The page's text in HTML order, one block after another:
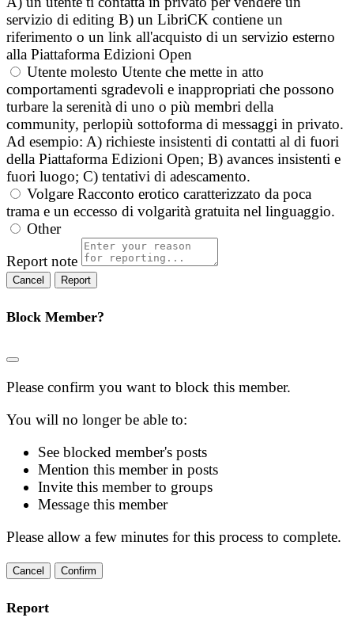
servizio di editing B) un LibriCK contiene un
riferimento o un link all'acquisto di un servizio esterno
alla Piattaforma Edizioni Open
Utente molesto Utente che mette in atto
comportamenti sgradevoli e inappropriati che possono
turbare la serenità di uno o più membri della
community, perlopiù sottoforma di messaggi in privato.
Ad esempio: A) richieste insistenti di contatti al di fuori
della Piattaforma Edizioni Open; B) avances insistenti e
fuori luogo; C) tentativi di adescamento.
Volgare Racconto erotico caratterizzato da poca
trama e un eccesso di volgarità gratuita nel linguaggio.
Other
Report note
Report
Block Member?
Please confirm you want to block this member.
You will no longer be able to:
See blocked member's posts
Mention this member in posts
Invite this member to groups
Message this member
Please allow a few minutes for this process to complete.
Confirm
Report